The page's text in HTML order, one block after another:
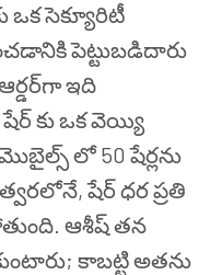
ఒక సెక్యూరిటీ
పెట్టుబడిదారు
ఇది
కు ఒక వెయ్యి
లో 50 షేర్లను
షేర్ ధర ప్రతి
ఆశీష్ తన
కాబట్టి అతను